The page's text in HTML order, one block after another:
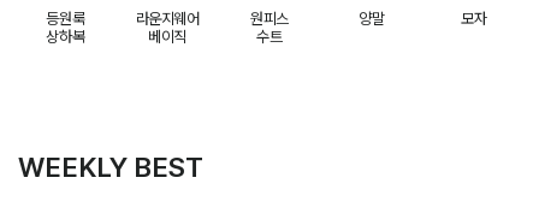
등원룩
상하복
라운지웨어
베이직
원피스
수트
양말 모자
WEEKLY BEST